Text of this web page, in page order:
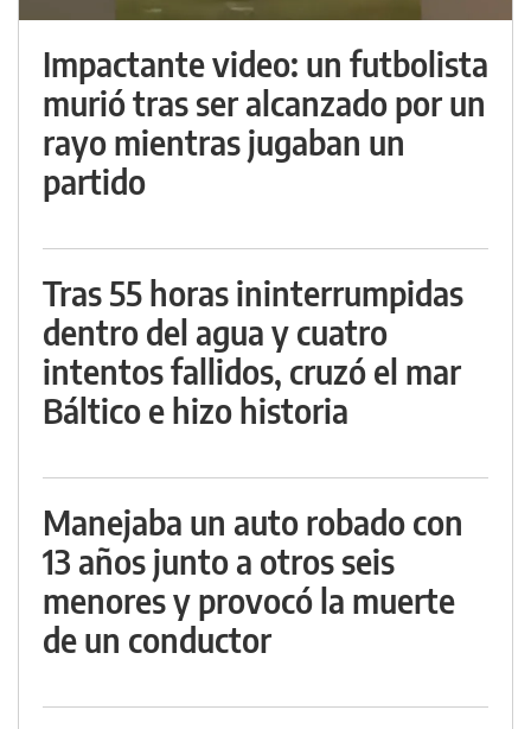
Impactante video: un futbolista
murió tras ser alcanzado por un
rayo mientras jugaban un
partido
Tras 55 horas ininterrumpidas
dentro del agua y cuatro
intentos fallidos, cruzó el mar
Báltico e hizo historia
Manejaba un auto robado con
13 años junto a otros seis
menores y provocó la muerte
de un conductor